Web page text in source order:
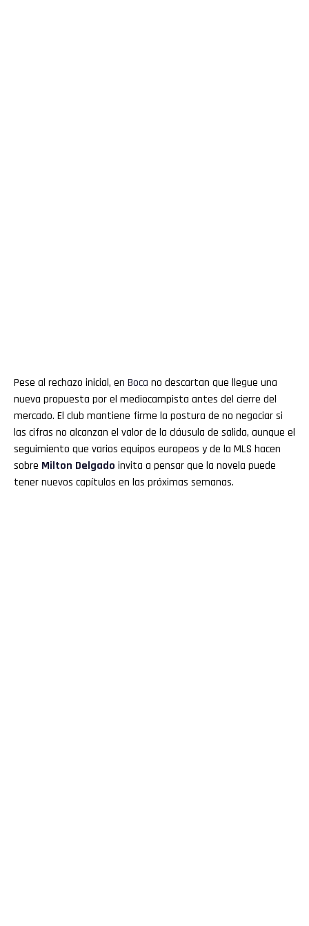
Pese al rechazo inicial, en Boca no descartan que llegue una
nueva propuesta por el mediocampista antes del cierre del
mercado. El club mantiene firme la postura de no negociar si
las cifras no alcanzan el valor de la cláusula de salida, aunque el
seguimiento que varios equipos europeos y de la MLS hacen
sobre Milton Delgado invita a pensar que la novela puede
tener nuevos capítulos en las próximas semanas.